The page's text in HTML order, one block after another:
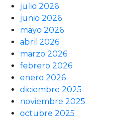
julio 2026
junio 2026
mayo 2026
abril 2026
marzo 2026
febrero 2026
enero 2026
diciembre 2025
noviembre 2025
octubre 2025